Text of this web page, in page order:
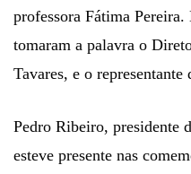
professora Fátima Pereira.
tomaram a palavra o
Tavares, e o representante
Pedro Ribeiro, presidente
esteve presente nas